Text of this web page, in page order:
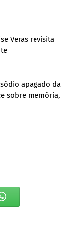
Veras revisita
apagado da
sobre memória,